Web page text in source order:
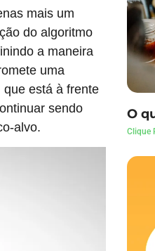
mais um
do algoritmo
a maneira
uma
está à frente
sendo
alvo.
O
Clique